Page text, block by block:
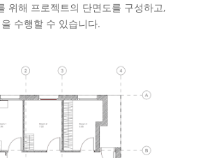
위해 프로젝트의 단면도를 구성하고,
수행할 수 있습니다.